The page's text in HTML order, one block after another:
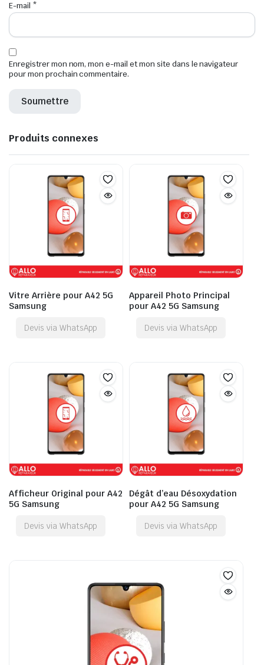
E-mail *
Enregistrer mon nom, mon e-mail et mon site dans le navigateur
pour mon prochain commentaire.
Produits connexes
Vitre Arrière pour A42 5G
Samsung
Devis via WhatsApp
Appareil Photo Principal
pour A42 5G Samsung
Devis via WhatsApp
Afficheur Original pour A42
5G Samsung
Devis via WhatsApp
Dégât d’eau Désoxydation
pour A42 5G Samsung
Devis via WhatsApp